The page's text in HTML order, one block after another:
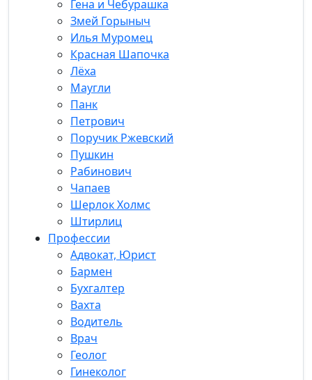
Гена и Чебурашка
Змей Горыныч
Илья Муромец
Красная Шапочка
Лёха
Маугли
Панк
Петрович
Поручик Ржевский
Пушкин
Рабинович
Чапаев
Шерлок Холмс
Штирлиц
Профессии
Адвокат, Юрист
Бармен
Бухгалтер
Вахта
Водитель
Врач
Геолог
Гинеколог